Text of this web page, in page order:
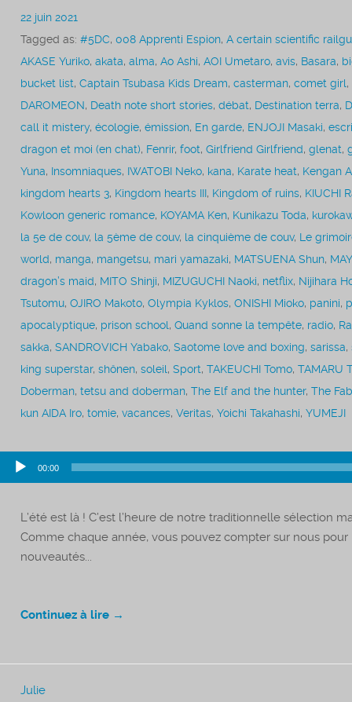
22 juin 2021
Tagged as: #5DC, 008 Apprenti Espion, A certain scientific
AKASE Yuriko, akata, alma, Ao Ashi, AOI Umetaro, avis, Basara,
bucket list, Captain Tsubasa Kids Dream, casterman, comet girl,
DAROMEON, Death note short stories, débat, Destination terra,
call it mistery, écologie, émission, En garde, ENJOJI Masaki,
dragon et moi (en chat), Fenrir, foot, Girlfriend Girlfriend, glenat,
Yuna, Insomniaques, IWATOBI Neko, kana, Karate heat, Kengan
kingdom hearts 3, Kingdom hearts III, Kingdom of ruins, KIUCHI
Kowloon generic romance, KOYAMA Ken, Kunikazu Toda,
la 5e de couv, la 5ème de couv, la cinquième de couv, Le
world, manga, mangetsu, mari yamazaki, MATSUENA Shun,
dragon’s maid, MITO Shinji, MIZUGUCHI Naoki, netflix, Nijihara
Tsutomu, OJIRO Makoto, Olympia Kyklos, ONISHI Mioko, panini,
apocalyptique, prison school, Quand sonne la tempête, radio,
sakka, SANDROVICH Yabako, Saotome love and boxing, sarissa,
king superstar, shônen, soleil, Sport, TAKEUCHI Tomo, TAMARU
Doberman, tetsu and doberman, The Elf and the hunter, The
kun AIDA Iro, tomie, vacances, Veritas, Yoichi Takahashi, YUMEJI
Lecteur
audio
00:00
L’été est là ! C’est l’heure de notre traditionnelle sélection
Comme chaque année, vous pouvez compter sur nous
nouveautés...
Continuez à lire →
Julie